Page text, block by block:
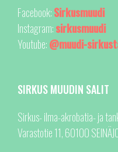
Facebook:Sirkusmuudi
Instagram:sirkusmuudi
Youtube:@muudi-
SIRKUS MUUDIN SALIT
Sirkus- ilma-akrobatia- ja
Varastotie 11, 60100